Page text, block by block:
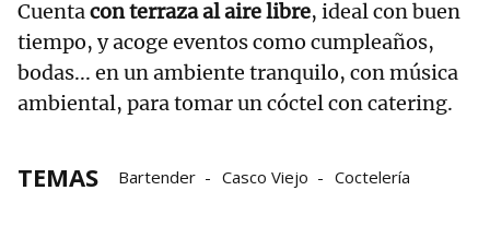
Cuentacon terraza al aire libre, ideal con buen
tiempo, y acoge eventos como cumpleaños,
bodas... en un ambiente tranquilo, con música
ambiental, para tomar un cóctel con catering.
TEMAS Bartender Casco Viejo Coctelería